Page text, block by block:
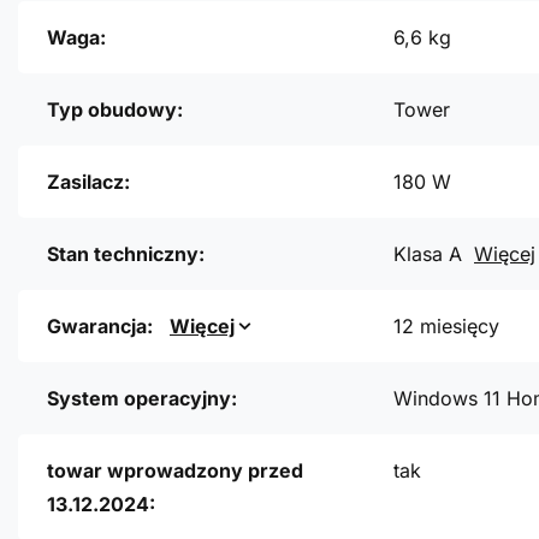
Waga: 6,6 kg
Typ obudowy: Tower
Zasilacz: 180 W
Stan techniczny: Klasa A Więcej
Gwarancja: Więcej 12 miesięcy
System operacyjny: Windows 11
towar wprowadzony przed
13.12.2024:
tak